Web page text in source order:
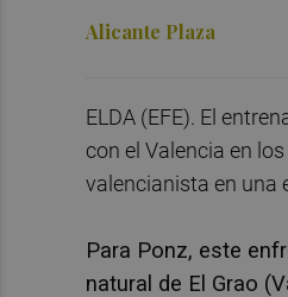
Alicante Plaza
ELDA (EFE). El
con el Valencia en
valencianista en una
Para Ponz, este
natural de El Grao